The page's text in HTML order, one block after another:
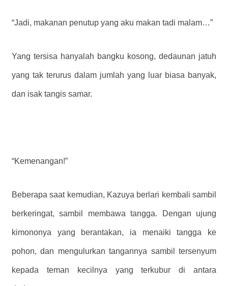
“Jadi, makanan penutup yang aku makan tadi malam…”
Yang tersisa hanyalah bangku kosong, dedaunan jatuh
yang tak terurus dalam jumlah yang luar biasa banyak,
dan isak tangis samar.
“Kemenangan!”
Beberapa saat kemudian, Kazuya berlari kembali sambil
berkeringat, sambil membawa tangga. Dengan ujung
kimononya yang berantakan, ia menaiki tangga ke
pohon, dan mengulurkan tangannya sambil tersenyum
kepada teman kecilnya yang terkubur di antara